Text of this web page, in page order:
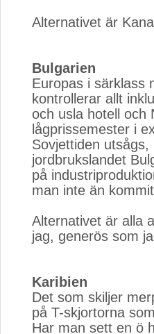
Alternativet är
Bulgarien
Europas i särklass
kontrollerar allt
och usla hotell och
lågprissemester i
Sovjettiden
jordbrukslandet
på
man inte än
Alternativet är alla
jag, generös som
Karibien
Det som skiljer
på T-skjortorna
Har man sett en ö